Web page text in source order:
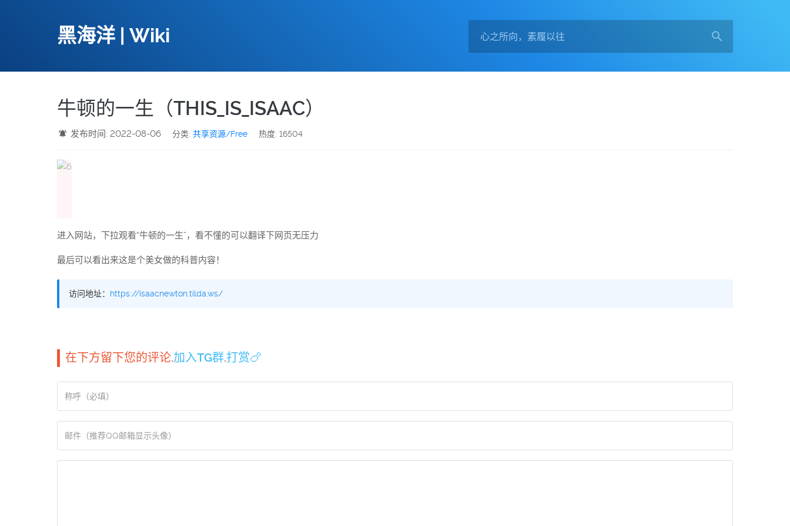
黑海洋 | Wiki
牛顿的一生（THIS_IS_ISAAC）
发布时间: 2022-08-06 分类:共享资源/Free 热度: 16504
进入网站，下拉观看“牛顿的一生”，看不懂的可以翻译下网页无压力
最后可以看出来这是个美女做的科普内容！
访问地址： https://isaacnewton.tilda.ws/
在下方留下您的评论.加入TG群.打赏🍗